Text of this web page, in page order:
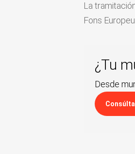
La
Fons
¿Tu
Desde